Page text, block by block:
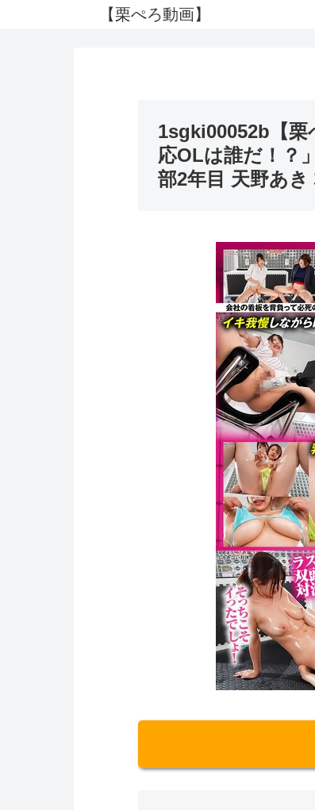
【栗ぺろ動画】
1sgki00052b【栗
応OLは誰だ！？
部2年目 天野あ